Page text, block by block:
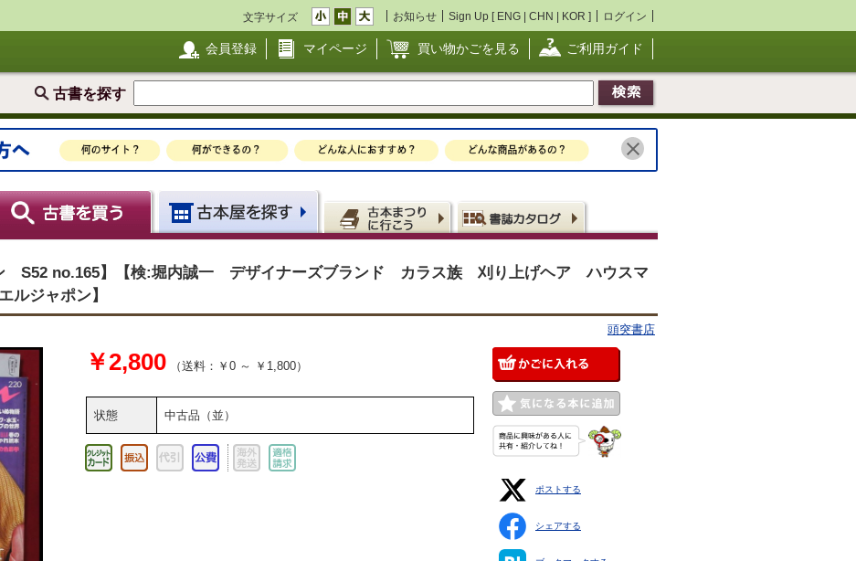
文字サイズ お知らせ Sign Up [ ENG | CHN | KOR ] ログイン
会員登録 マイページ 買い物かごを見る ご利用ガイド
古書を探す
ン S52 no.165】【検:堀内誠一 デザイナーズブランド カラス族 刈り上げヘア ハウスマ
ジャポン】
頭突書店
￥2,800 （送料：￥0 ～ ￥1,800）
状態 中古品（並）
ポストする
シェアする